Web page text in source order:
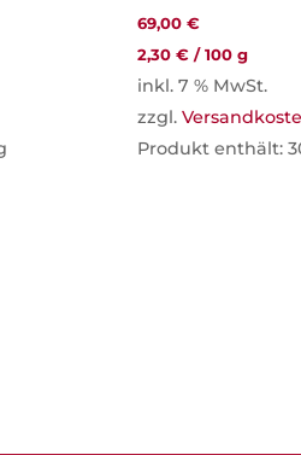
69,00€
2,30€ /100 g
inkl. 7 % MwSt.
zzgl.
Produkt enthält: